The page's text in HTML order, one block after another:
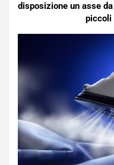
disposizione un asse
piccoli